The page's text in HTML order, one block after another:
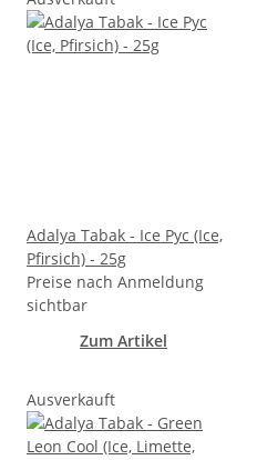
Adalya Tabak - Ice Pyc (Ice,
Pfirsich) - 25g
Preise nach Anmeldung
sichtbar
Zum Artikel
Ausverkauft